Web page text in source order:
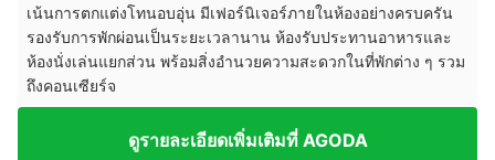
เน้นการตกแต่งโทนอบอุ่น มีเฟอร์นิเจอร์ภายในห้องอย่างครบครัน
รองรับการพักผ่อนเป็นระยะเวลานาน ห้องรับประทานอาหารและ
ห้องนั่งเล่นแยกส่วน พร้อมสิ่งอำนวยความสะดวกในที่พักต่าง ๆ รวม
ถึงคอนเซียร์จ
ดูรายละเอียดเพิ่มเติมที่ AGODA